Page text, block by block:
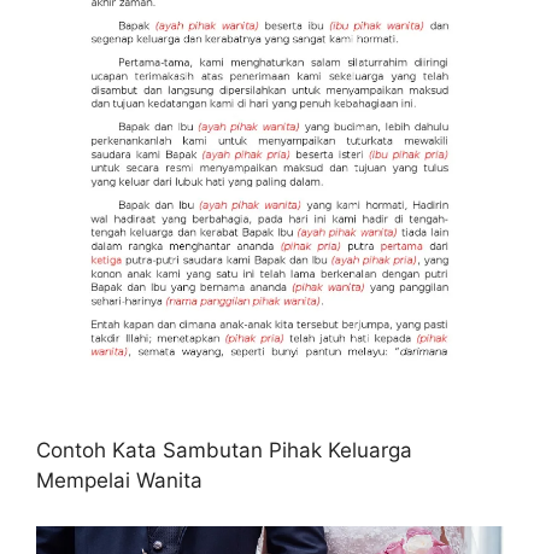
Contoh Kata Sambutan Pihak Keluarga
Mempelai Wanita